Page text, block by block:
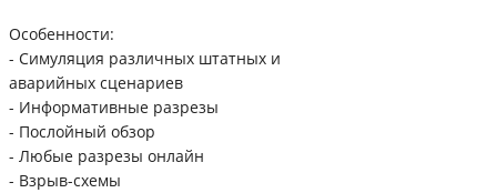
Особенности:
- Симуляция различных штатных и
аварийных сценариев
- Информативные разрезы
- Послойный обзор
- Любые разрезы онлайн
- Взрыв-схемы